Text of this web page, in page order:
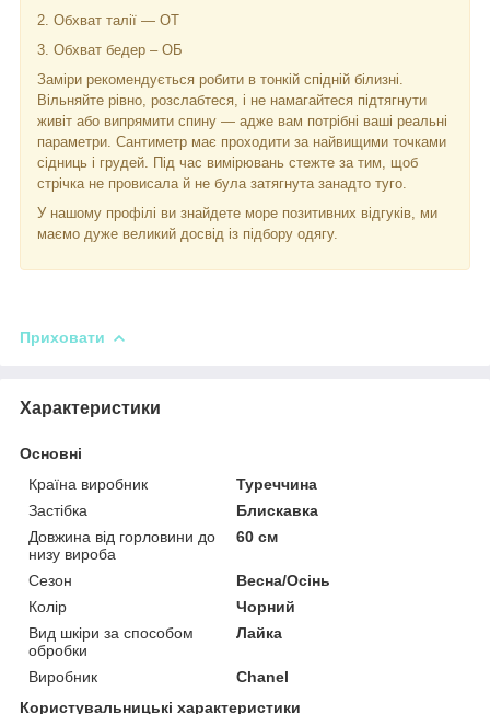
2. Обхват талії — ОТ
3. Обхват бедер – ОБ
Заміри рекомендується робити в тонкій спідній білизні.
Вільняйте рівно, розслабтеся, і не намагайтеся підтягнути
живіт або випрямити спину — адже вам потрібні ваші реальні
параметри. Сантиметр має проходити за найвищими точками
сідниць і грудей. Під час вимірювань стежте за тим, щоб
стрічка не провисала й не була затягнута занадто туго.
У нашому профілі ви знайдете море позитивних відгуків, ми
маємо дуже великий досвід із підбору одягу.
Приховати
Характеристики
Основні
Країна виробник
Туреччина
Застібка
Блискавка
Довжина від горловини до
низу вироба
60 см
Сезон
Весна/Осінь
Колір
Чорний
Вид шкіри за способом
обробки
Лайка
Виробник
Chanel
Користувальницькі характеристики